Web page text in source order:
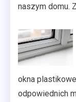
naszym domu.
okna
odpowiednich